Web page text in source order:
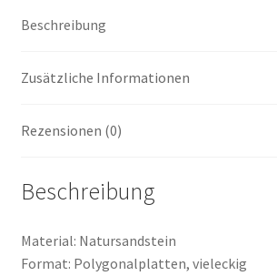
Beschreibung
Zusätzliche Informationen
Rezensionen (0)
Beschreibung
Material: Natursandstein
Format: Polygonalplatten, vieleckig